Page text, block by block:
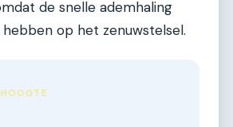
de snelle ademhaling
op het zenuwstelsel.